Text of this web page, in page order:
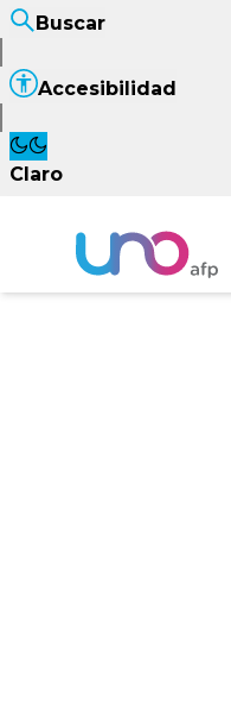
Buscar
Accesibilidad
Claro